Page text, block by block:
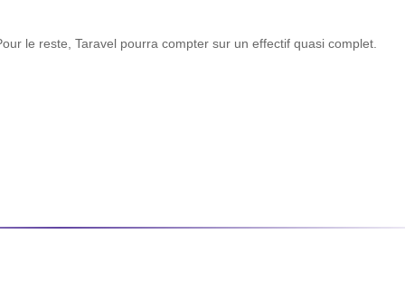
le reste, Taravel pourra compter sur un effectif quasi complet.